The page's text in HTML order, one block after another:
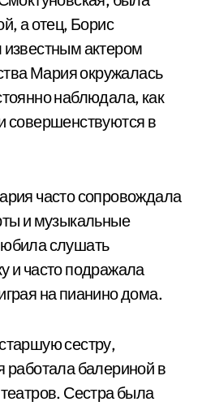
а отец, Борис
актером
Мария окружалась
наблюдала, как
совершенствуются в
часто сопровождала
и музыкальные
слушать
и часто подражала
на пианино дома.
сестру,
работала балериной в
Сестра была